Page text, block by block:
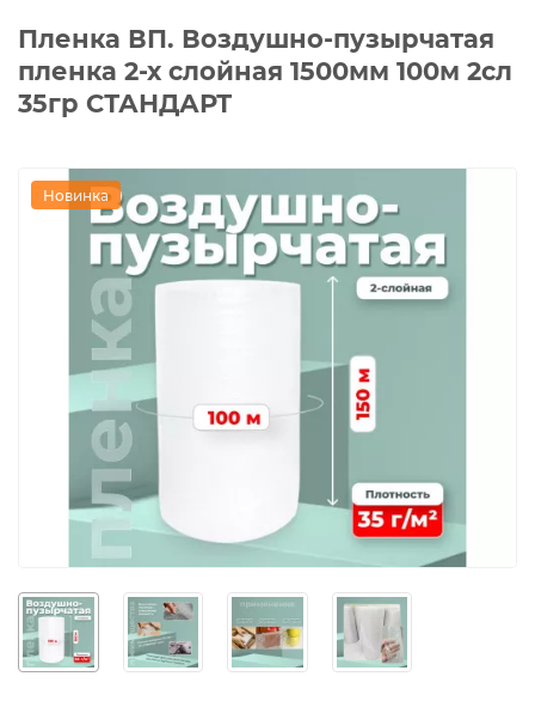
Пленка ВП. Воздушно-пузырчатая
пленка 2-х слойная 1500мм 100м 2сл
35гр СТАНДАРТ
Новинка